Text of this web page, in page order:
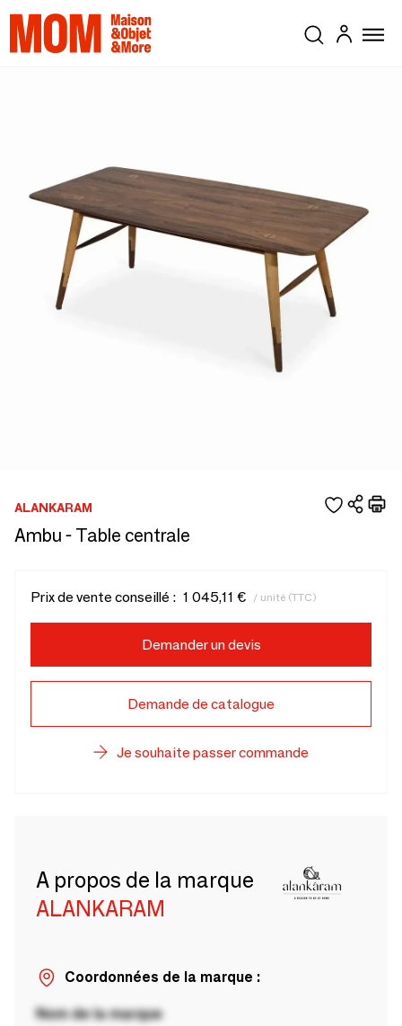
ALANKARAM
Ambu - Table centrale
Prix de vente conseillé : 1 045,11 € / unité (TTC)
Demander un devis
Demande de catalogue
Je souhaite passer commande
A propos de la marque
ALANKARAM
Coordonnées de la marque :
Nom de la marque